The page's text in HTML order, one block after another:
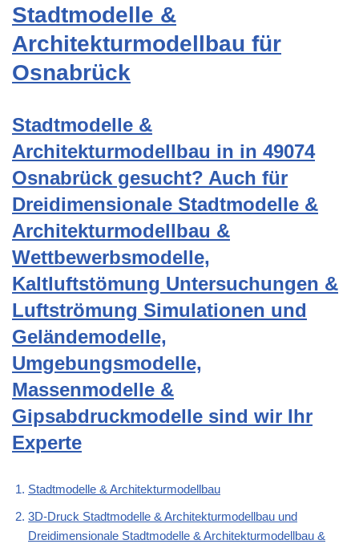
Stadtmodelle &
Architekturmodellbau für
Osnabrück
Stadtmodelle &
Architekturmodellbau in in 49074
Osnabrück gesucht? Auch für
Dreidimensionale Stadtmodelle &
Architekturmodellbau &
Wettbewerbsmodelle,
Kaltluftstömung Untersuchungen &
Luftströmung Simulationen und
Geländemodelle,
Umgebungsmodelle,
Massenmodelle &
Gipsabdruckmodelle sind wir Ihr
Experte
Stadtmodelle & Architekturmodellbau
3D-Druck Stadtmodelle & Architekturmodellbau und
Dreidimensionale Stadtmodelle & Architekturmodellbau &